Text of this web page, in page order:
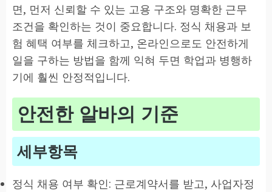
면, 먼저 신뢰할 수 있는 고용 구조와 명확한 근무
조건을 확인하는 것이 중요합니다. 정식 채용과 보
험 혜택 여부를 체크하고, 온라인으로도 안전하게
일을 구하는 방법을 함께 익혀 두면 학업과 병행하
기에 훨씬 안정적입니다.
안전한 알바의 기준
세부항목
정식 채용 여부 확인: 근로계약서를 받고, 사업자정